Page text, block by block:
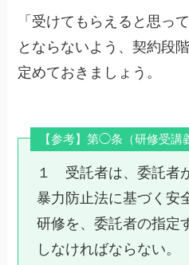
「受けてもらえると思っ
とならないよう、契約段
定めておきましょう。
【参考】第◯条（研修受講
１ 受託者は、委託者
暴力防止法に基づく安
研修を、委託者の指定
しなければならない。